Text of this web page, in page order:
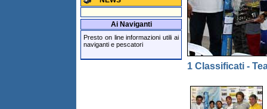
Ai Naviganti
Presto on line informazioni utili ai
naviganti e pescatori
1 Classificati -